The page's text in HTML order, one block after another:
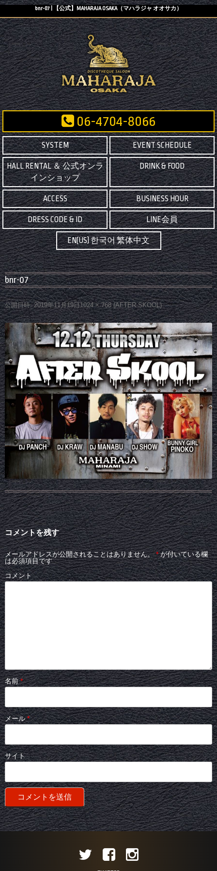
bnr-07 | 【公式】MAHARAJA OSAKA（マハラジャ オオサカ）
06-4704-8066
SYSTEM EVENT SCHEDULE
HALL RENTAL ＆ 公式オンラ
インショップ
DRINK & FOOD
ACCESS BUSINESS HOUR
DRESS CODE & ID LINE会員
EN(US) 한국어 繁体中文
bnr-07
公開日時: 2019年11月19日1024 × 768(AFTER SKOOL)
コメントを残す
メールアドレスが公開されることはありません。 *が付いている欄
は必須項目です
コメント
名前*
メール*
サイト